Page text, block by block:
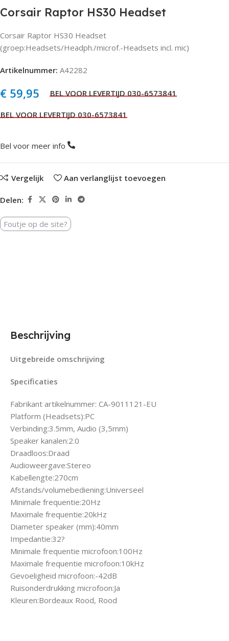
Corsair Raptor HS30 Headset
Corsair Raptor HS30 Headset
(groep:Headsets/Headph./microf.-Headsets incl. mic)
Artikelnummer: A42282
€ 59,95
Bel voor meer info
Vergelijk Aan verlanglijst toevoegen
Delen:
Foutje op de site?
Beschrijving
Uitgebreide omschrijving
Specificaties
Fabrikant artikelnummer: CA-9011121-EU
Platform (Headsets):PC
Verbinding:3.5mm, Audio (3,5mm)
Speaker kanalen:2.0
Draadloos:Draad
Audioweergave:Stereo
Kabellengte:270cm
Afstands/volumebediening:Universeel
Minimale frequentie:20Hz
Maximale frequentie:20kHz
Diameter speaker (mm):40mm
Impedantie:32?
Minimale frequentie microfoon:100Hz
Maximale frequentie microfoon:10kHz
Gevoeligheid microfoon:-42dB
Ruisonderdrukking microfoon:Ja
Kleuren:Bordeaux Rood, Rood